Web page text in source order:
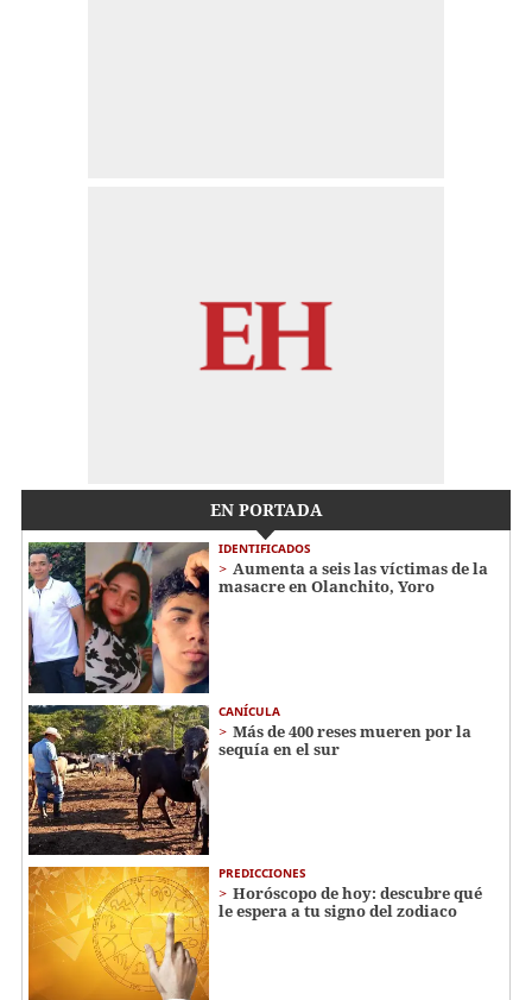
EN PORTADA
IDENTIFICADOS
Aumenta a seis las víctimas de la
masacre en Olanchito, Yoro
CANÍCULA
Más de 400 reses mueren por la
sequía en el sur
PREDICCIONES
Horóscopo de hoy: descubre qué
le espera a tu signo del zodiaco